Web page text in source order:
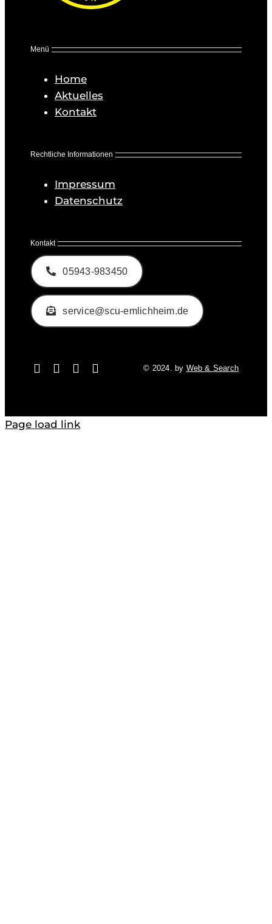
Menü
Home
Aktuelles
Kontakt
Rechtliche Informationen
Impressum
Datenschutz
Kontakt
05943-983450
service@scu-emlichheim.de
© 2024. by Web & Search
Page load link